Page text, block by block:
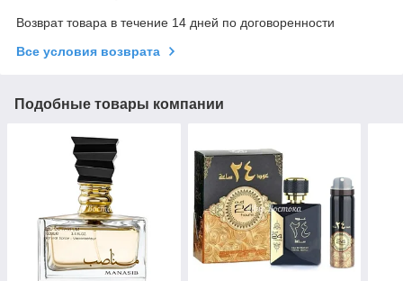
Возврат товара в течение 14 дней по договоренности
Все условия возврата
Подобные товары компании